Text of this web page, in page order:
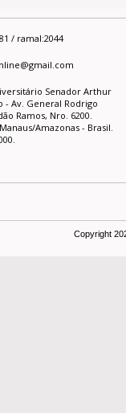
/ ramal:2044
Senador Arthur
- Av. General Rodrigo
Ramos, Nro. 6200.
Amazonas - Brasil.
Copyright